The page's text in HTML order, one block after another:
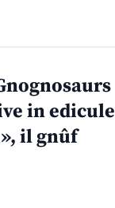
in edicule
il gnûf